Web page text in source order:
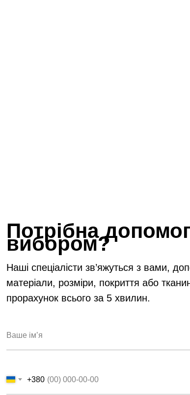
Потрібна
вибором?
Наші спеціалісти зв’яжуться з вами,
матеріали, розміри, покриття або
прорахунок всього за 5 хвилин.
+380